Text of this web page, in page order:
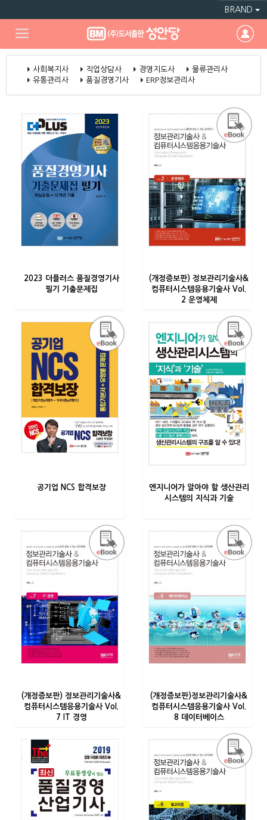
BRAND
사회복지사 직업상담사 경영지도사
물류관리사
유통관리사
품질경영기사 ERP정보관리사
2023 더플러스 품질경영기사
필기 기출문제집
(개정증보판) 정보관리기술사&
컴퓨터시스템응용기술사 Vol.
2 운영체제
공기업 NCS 합격보장
엔지니어가 알아야 할 생산관리
시스템의 지식과 기술
(개정증보판) 정보관리기술사&
컴퓨터시스템응용기술사 Vol.
7 IT 경영
(개정증보판)정보관리기술사&
컴퓨터시스템응용기술사 Vol.
8 데이터베이스